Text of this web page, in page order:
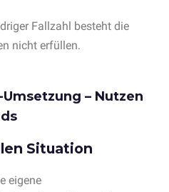
Fallzahl besteht die
nicht erfüllen.
– Nutzen
Situation
eigene